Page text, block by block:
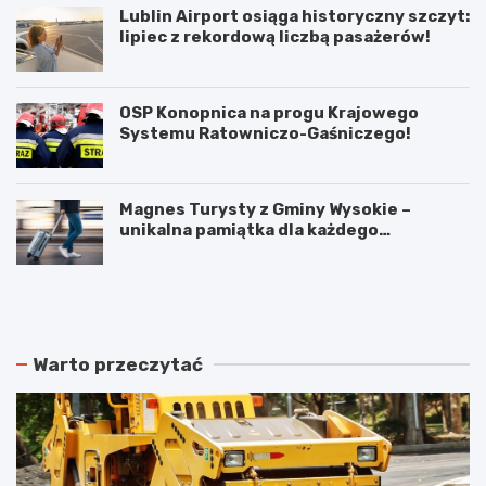
Lublin Airport osiąga historyczny szczyt:
lipiec z rekordową liczbą pasażerów!
OSP Konopnica na progu Krajowego
Systemu Ratowniczo-Gaśniczego!
Magnes Turysty z Gminy Wysokie –
unikalna pamiątka dla każdego
N
o
k
ł
a
d
P
j
e
p
o
ż
Warto przeczytać